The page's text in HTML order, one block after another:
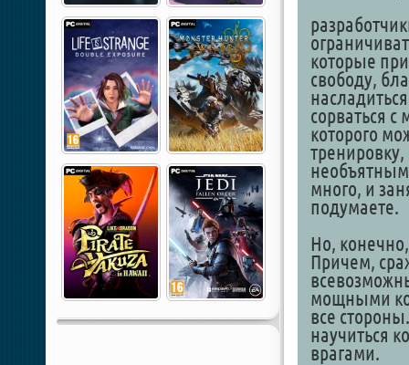
которые
свободу,
сорваться с
которого
много, и
подумаете.
Но,
Причем,
мощными
все
научиться
врагами.